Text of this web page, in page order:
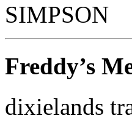
SIMPSON
Freddy’s
dixielands